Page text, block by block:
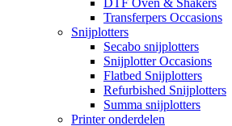
Transferpers Occasions
Snijplotters
Secabo snijplotters
Snijplotter Occasions
Flatbed Snijplotters
Refurbished Snijplotters
Summa snijplotters
Printer onderdelen